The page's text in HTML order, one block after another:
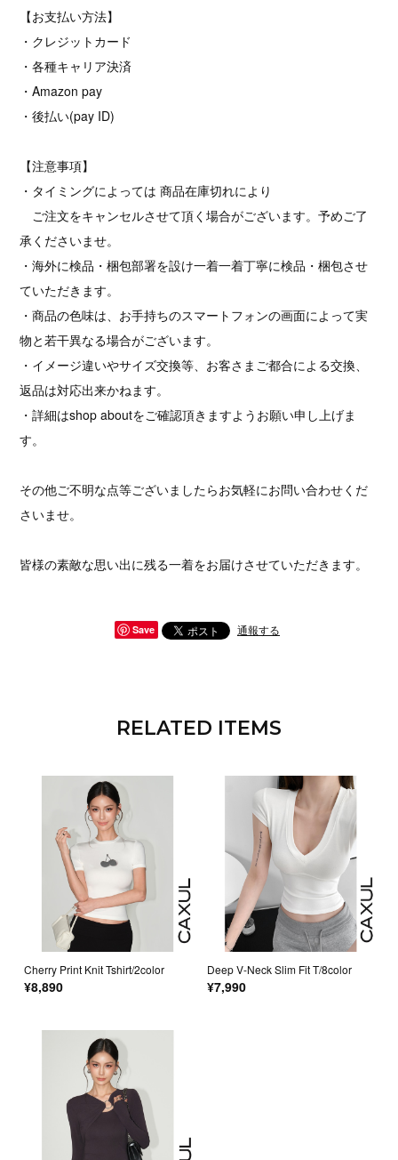
【お支払い方法】
・クレジットカード
・各種キャリア決済
・Amazon pay
・後払い(pay ID)
【注意事項】
・タイミングによっては 商品在庫切れにより
ご注文をキャンセルさせて頂く場合がございます。予めご了
承くださいませ。
・海外に検品・梱包部署を設け一着一着丁寧に検品・梱包させ
ていただきます。
・商品の色味は、お手持ちのスマートフォンの画面によって実
物と若干異なる場合がございます。
・イメージ違いやサイズ交換等、お客さまご都合による交換、
返品は対応出来かねます。
・詳細はshop aboutをご確認頂きますようお願い申し上げま
す。
その他ご不明な点等ございましたらお気軽にお問い合わせくだ
さいませ。
皆様の素敵な思い出に残る一着をお届けさせていただきます。
Save 通報する
RELATED ITEMS
Cherry Print Knit Tshirt/2color
¥8,890
Deep V-Neck Slim Fit T/8color
¥7,990